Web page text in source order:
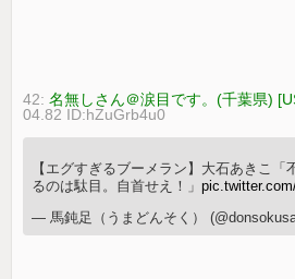
42:名無しさん＠涙目です。(千葉県)
04.82 ID:hZuGrb4u0
【エグすぎるブーメラン】大石あきこ
るのは駄目。自首せえ！」
— 馬鈍足（うまどんそく）